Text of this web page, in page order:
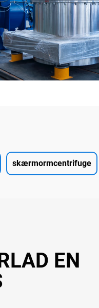
skærmormcentrifuge
EN